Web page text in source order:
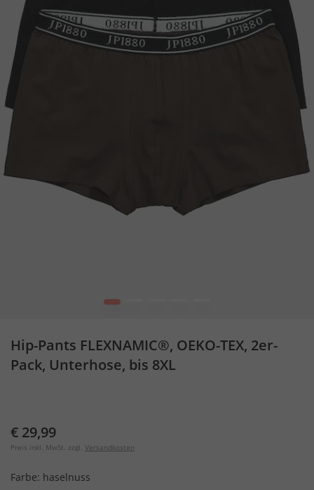
1
Hip-Pants FLEXNAMIC®, OEKO-TEX, 2er-
Pack, Unterhose, bis 8XL
€ 29,99
Preis inkl. MwSt. zzgl. Versandkosten
Farbe: haselnuss